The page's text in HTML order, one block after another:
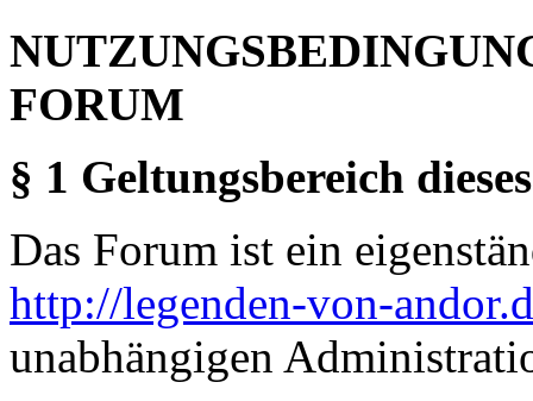
FORUM
§ 1 Geltungsbereich
Das Forum ist ein
http://legenden-von-
unabhängigen